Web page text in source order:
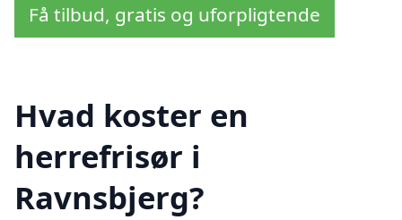
Få tilbud, gratis og uforpligtende
Hvad koster en
herrefrisør i
Ravnsbjerg?